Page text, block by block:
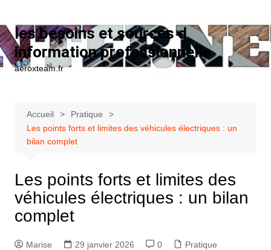
les besoins et sources d
information professionnelle
aeroxteam.fr
Accueil
Pratique
Les points forts et limites des véhicules électriques : un
bilan complet
Les points forts et limites des
véhicules électriques : un bilan
complet
Marise 29 janvier 2026 0 Pratique